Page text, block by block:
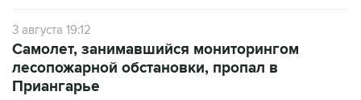
3 августа 19:12
Самолет, занимавшийся мониторингом
лесопожарной обстановки, пропал в
Приангарье